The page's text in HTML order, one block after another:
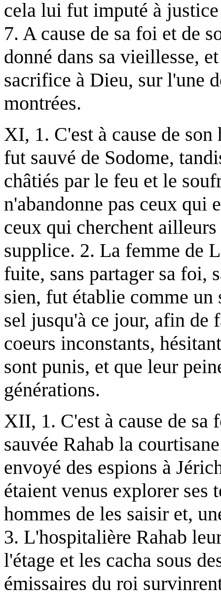
cela lui fut imputé à
7. A cause de sa foi et de
donné dans sa vieillesse,
sacrifice à Dieu, sur l'une
montrées.
XI, 1. C'est à cause de
fut sauvé de Sodome,
châtiés par le feu et le
n'abandonne pas ceux qui
ceux qui cherchent
supplice. 2. La femme de
fuite, sans partager sa foi,
sien, fut établie comme un
sel jusqu'à ce jour, afin de
coeurs inconstants,
sont punis, et que leur
générations.
XII, 1. C'est à cause de sa
sauvée Rahab la
envoyé des espions à
étaient venus explorer ses
hommes de les saisir et,
3. L'hospitalière Rahab
l'étage et les cacha sous
émissaires du roi